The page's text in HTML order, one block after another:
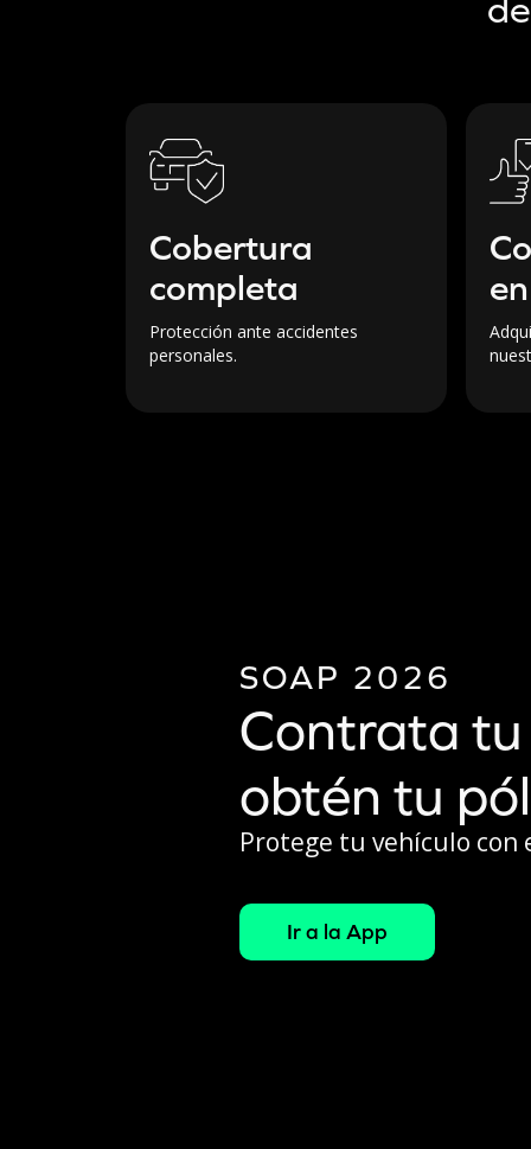
Cobertura
completa
Protección ante accidentes
personales.
SOAP 2026
Contrata tu
obtén tu
Protege tu vehículo con
Ir a la App